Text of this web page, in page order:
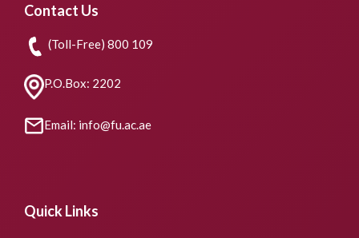
Contact Us
(Toll-Free) 800 109
P.O.Box: 2202
Email: info@fu.ac.ae
Quick Links